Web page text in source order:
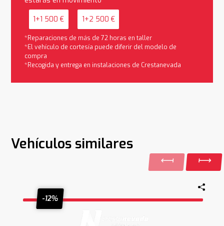
1+1 500 € 1+2 500 €
*Reparaciones de más de 72 horas en taller
*El vehículo de cortesía puede diferir del modelo de
compra
*Recogida y entrega en instalaciones de Crestanevada
Vehículos similares
-12%